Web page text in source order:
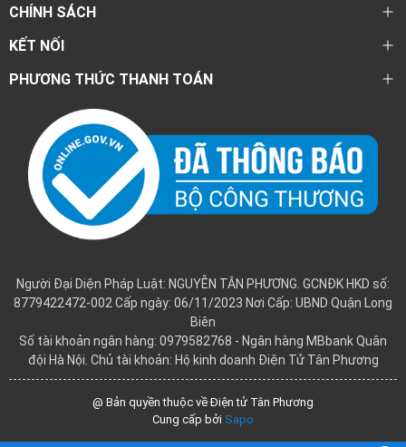
CHÍNH SÁCH
KẾT NỐI
PHƯƠNG THỨC THANH TOÁN
Người Đại Diện Pháp Luật: NGUYỄN TÂN PHƯƠNG. GCNĐK HKD số:
8779422472-002 Cấp ngày: 06/11/2023 Nơi Cấp: UBND Quận Long
Biên
Số tài khoản ngân hàng: 0979582768 - Ngân hàng MBbank Quân
đội Hà Nội. Chủ tài khoản: Hộ kinh doanh Điện Tử Tân Phương
@ Bản quyền thuộc về Điện tử Tân Phương
Cung cấp bởi Sapo